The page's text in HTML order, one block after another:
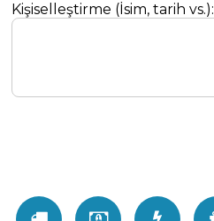
Kişiselleştirme (İsim, tarih vs.):